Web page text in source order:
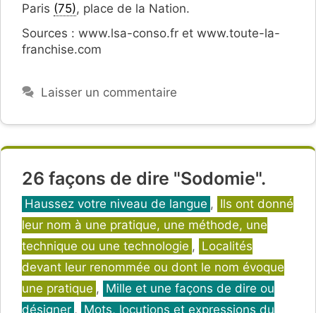
Paris (75), place de la Nation.
Sources : www.lsa-conso.fr et www.toute-la-
franchise.com
Laisser un commentaire
26 façons de dire "Sodomie".
Catégories
Haussez votre niveau de langue , Ils ont donné
leur nom à une pratique, une méthode, une
technique ou une technologie , Localités
devant leur renommée ou dont le nom évoque
une pratique , Mille et une façons de dire ou
désigner , Mots, locutions et expressions du